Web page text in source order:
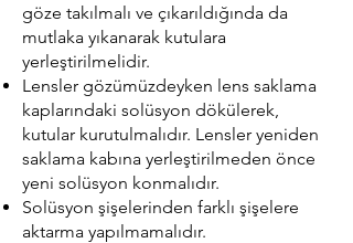
göze takılmalı ve çıkarıldığında da
mutlaka yıkanarak kutulara
yerleştirilmelidir.
Lensler gözümüzdeyken lens saklama
kaplarındaki solüsyon dökülerek,
kutular kurutulmalıdır. Lensler yeniden
saklama kabına yerleştirilmeden önce
yeni solüsyon konmalıdır.
Solüsyon şişelerinden farklı şişelere
aktarma yapılmamalıdır.